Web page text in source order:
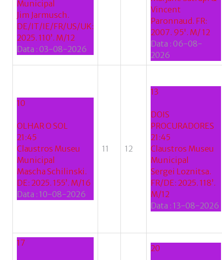
Municipal
Jim Jarmusch.
DE/IT/IE/FR/US/UK:
2025. 110’. M/12
Data : 03-08-2026
Vincent
Paronnaud. FR:
2007. 95'. M/ 12
Data : 06-08-
2026
10
OLHAR O SOL
21:45
Claustros Museu
Municipal
Mascha Schilinski.
DE: 2025. 155’. M/16
Data : 10-08-2026
11 12
13
DOIS
PROCURADORES
21:45
Claustros Museu
Municipal
Sergei Loznitsa.
FR/DE: 2025. 118’.
M/12
Data : 13-08-2026
17
20